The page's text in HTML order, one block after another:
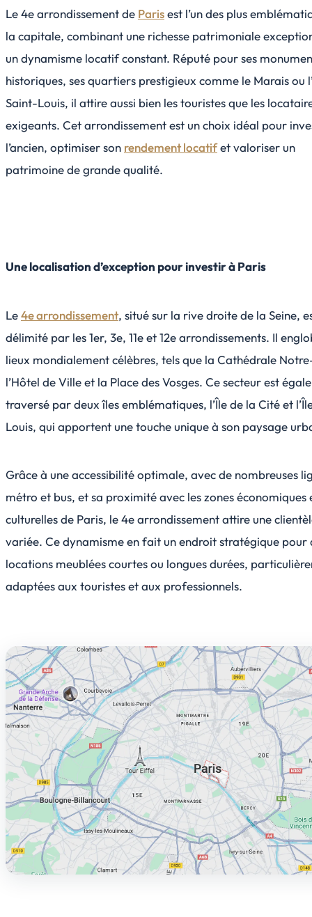
Le 4e arrondissement de Parisest l’un des plus
la capitale, combinant une richesse patrimoniale
un dynamisme locatif constant. Réputé pour ses
historiques, ses quartiers prestigieux comme le Marais ou
Saint-Louis, il attire aussi bien les touristes que les
exigeants. Cet arrondissement est un choix idéal pour
l’ancien, optimiser son rendement locatifet valoriser un
patrimoine de grande qualité.
Une localisation d’exception pour investir à Paris
Le4e arrondissement, situé sur la rive droite de la Seine,
délimité par les 1er, 3e, 11e et 12e arrondissements. Il
lieux mondialement célèbres, tels que la Cathédrale
l’Hôtel de Ville et la Place des Vosges. Ce secteur est
traversé par deux îles emblématiques, l’Île de la Cité et
Louis, qui apportent une touche unique à son paysage
Grâce à une accessibilité optimale, avec de nombreuses
métro et bus, et sa proximité avec les zones économiques
culturelles de Paris, le 4e arrondissement attire une
variée. Ce dynamisme en fait un endroit stratégique pour
locations meublées courtes ou longues durées,
adaptées aux touristes et aux professionnels.